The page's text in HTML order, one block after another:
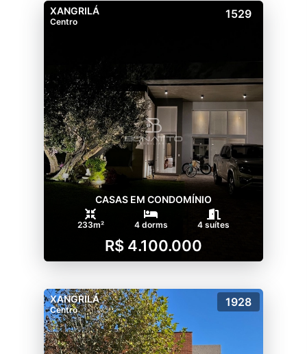
XANGRILÁ
Centro
1529
CASAS EM CONDOMÍNIO
233m² 4 dorms 4 suítes
R$ 4.100.000
XANGRILÁ
Centro
1928